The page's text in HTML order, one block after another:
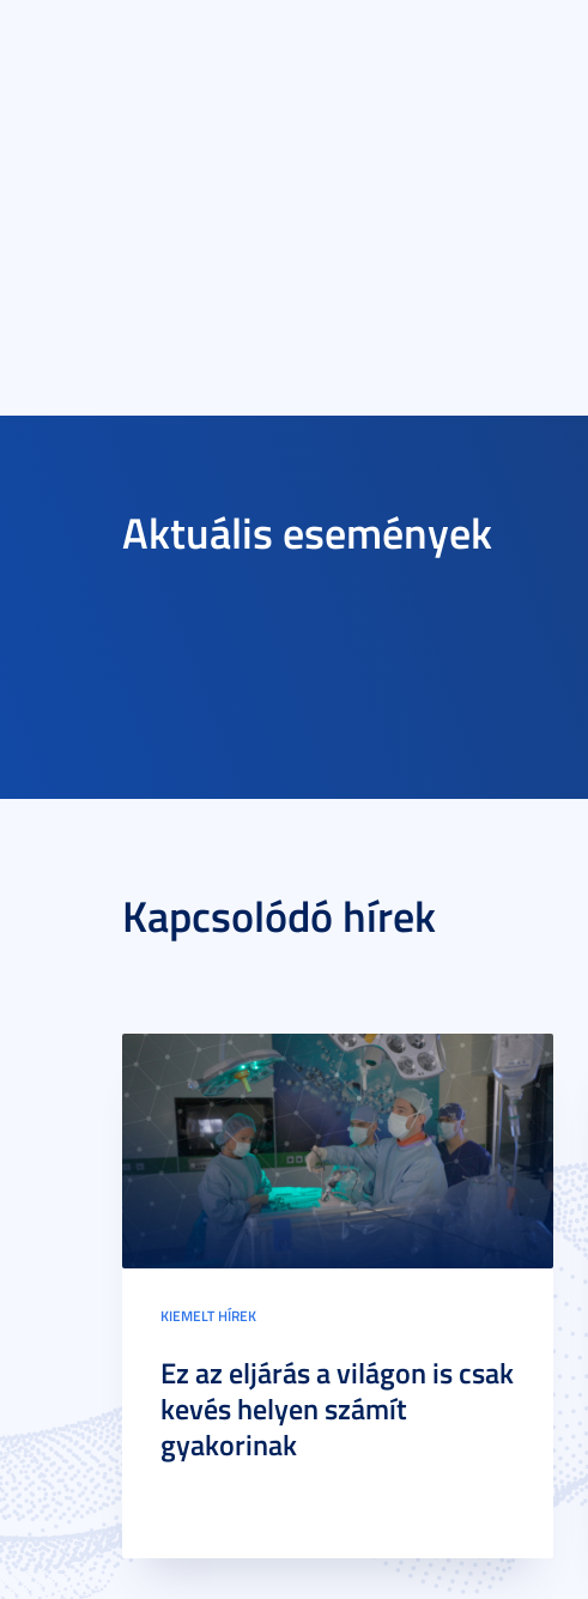
Aktuális események
Kapcsolódó hírek
KIEMELT HÍREK
Ez az eljárás a világon is csak
kevés helyen számít
gyakorinak